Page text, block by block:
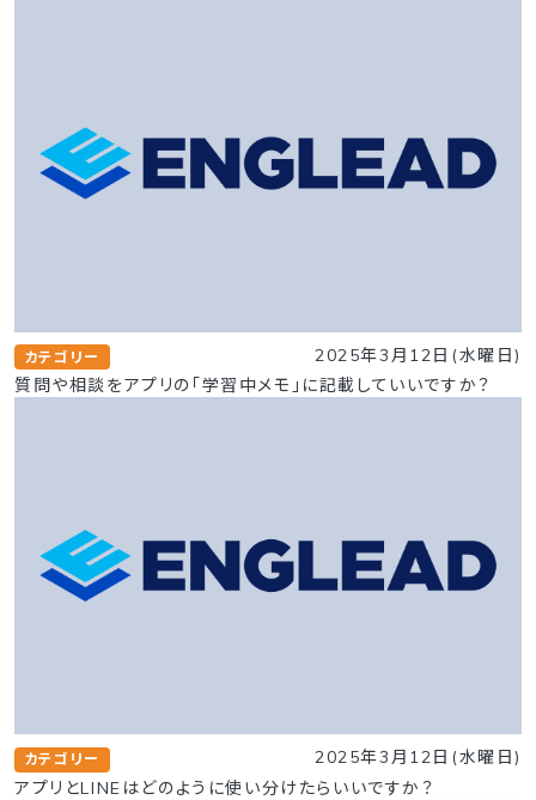
カテゴリー
2025年3月12日(水曜日)
質問や相談をアプリの「学習中メモ」に記載していいですか？
カテゴリー
2025年3月12日(水曜日)
アプリとLINEはどのように使い分けたらいいですか？